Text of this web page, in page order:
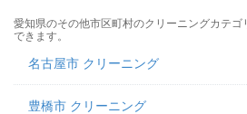
愛知県のその他市区町村のクリーニングカテ
できます。
名古屋市 クリーニング
豊橋市 クリーニング